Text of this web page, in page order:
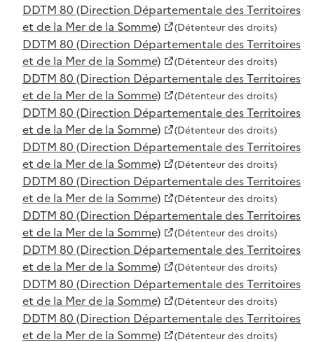
DDTM 80 (Direction Départementale des Territoires
et de la Mer de la Somme)
(Détenteur des droits)
DDTM 80 (Direction Départementale des Territoires
et de la Mer de la Somme)
(Détenteur des droits)
DDTM 80 (Direction Départementale des Territoires
et de la Mer de la Somme)
(Détenteur des droits)
DDTM 80 (Direction Départementale des Territoires
et de la Mer de la Somme)
(Détenteur des droits)
DDTM 80 (Direction Départementale des Territoires
et de la Mer de la Somme)
(Détenteur des droits)
DDTM 80 (Direction Départementale des Territoires
et de la Mer de la Somme)
(Détenteur des droits)
DDTM 80 (Direction Départementale des Territoires
et de la Mer de la Somme)
(Détenteur des droits)
DDTM 80 (Direction Départementale des Territoires
et de la Mer de la Somme)
(Détenteur des droits)
DDTM 80 (Direction Départementale des Territoires
et de la Mer de la Somme)
(Détenteur des droits)
DDTM 80 (Direction Départementale des Territoires
et de la Mer de la Somme)
(Détenteur des droits)